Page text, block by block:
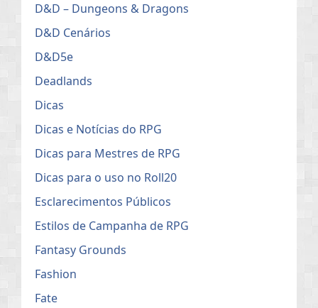
D&D – Dungeons & Dragons
D&D Cenários
D&D5e
Deadlands
Dicas
Dicas e Notícias do RPG
Dicas para Mestres de RPG
Dicas para o uso no Roll20
Esclarecimentos Públicos
Estilos de Campanha de RPG
Fantasy Grounds
Fashion
Fate